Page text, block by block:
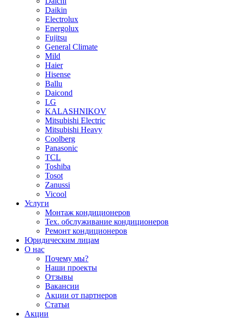
Daikin
Electrolux
Energolux
Fujitsu
General Climate
Mild
Haier
Hisense
Ballu
Daicond
LG
KALASHNIKOV
Mitsubishi Electric
Mitsubishi Heavy
Сoolberg
Panasonic
TCL
Toshiba
Tosot
Zanussi
Vicool
Услуги
Монтаж кондиционеров
Тех. обслуживание кондиционеров
Ремонт кондиционеров
Юридическим лицам
О нас
Почему мы?
Наши проекты
Отзывы
Вакансии
Акции от партнеров
Статьи
Акции